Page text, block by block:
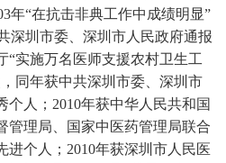
年“在抗击非典工作中成绩明显”
深圳市委、深圳市人民政府通报
“实施万名医师支援农村卫生工
同年获中共深圳市委、深圳市
个人；2010年获中华人民共和国
管理局、国家中医药管理局联合
进个人； 2010年获深圳市人民医